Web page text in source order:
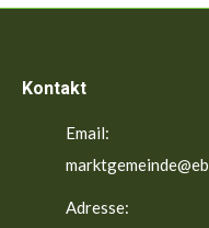
Kontakt
Email:
Adresse: